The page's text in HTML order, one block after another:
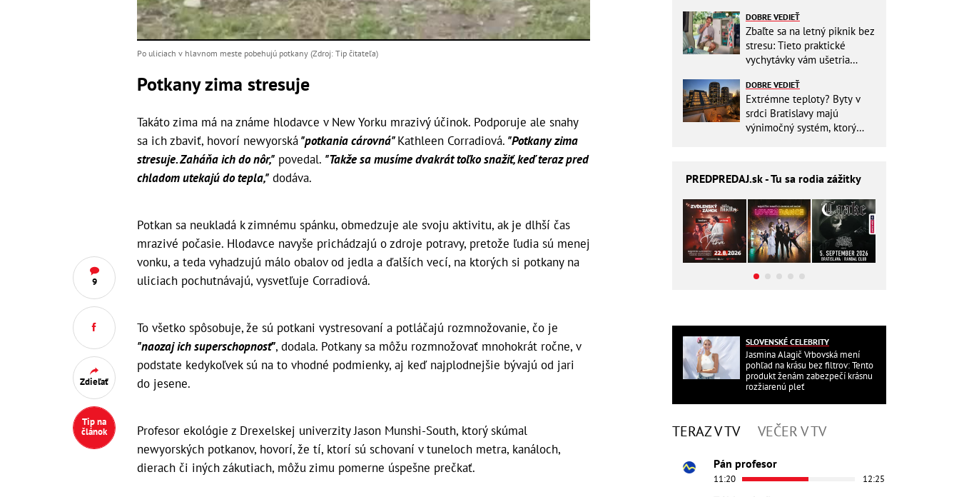
9
Zdieľať
Tip na
článok
Po uliciach v hlavnom meste pobehujú potkany (Zdroj: Tip čitateľa)
Potkany zima stresuje
Takáto zima má na známe hlodavce v New Yorku mrazivý účinok. Podporuje ale snahy
sa ich zbaviť, hovorí newyorská"potkania cárovná"Kathleen Corradiová. "Potkany zima
stresuje. Zaháňa ich do nôr," povedal. "Takže sa musíme dvakrát toľko snažiť, keď teraz pred
chladom utekajú do tepla," dodáva.
Potkan sa neukladá k zimnému spánku, obmedzuje ale svoju aktivitu, ak je dlhší čas
mrazivé počasie. Hlodavce navyše prichádzajú o zdroje potravy, pretože ľudia sú menej
vonku, a teda vyhadzujú málo obalov od jedla a ďalších vecí, na ktorých si potkany na
uliciach pochutnávajú, vysvetľuje Corradiová.
To všetko spôsobuje, že sú potkani vystresovaní a potláčajú rozmnožovanie, čo je
"naozaj ich superschopnosť", dodala. Potkany sa môžu rozmnožovať mnohokrát ročne, v
podstate kedykoľvek sú na to vhodné podmienky, aj keď najplodnejšie bývajú od jari
do jesene.
Profesor ekológie z Drexelskej univerzity Jason Munshi-South, ktorý skúmal
newyorských potkanov, hovorí, že tí, ktorí sú schovaní v tuneloch metra, kanáloch,
dierach či iných zákutiach, môžu zimu pomerne úspešne prečkať.
DOBRE VEDIEŤ
Zbaľte sa na letný piknik bez
stresu: Tieto praktické
vychytávky vám ušetria
DOBRE VEDIEŤ
Extrémne teploty? Byty v
srdci Bratislavy majú
výnimočný systém, ktorý
PREDPREDAJ.sk - Tu sa rodia zážitky
SLOVENSKÉ CELEBRITY
Jasmina Alagič Vrbovská mení
pohľad na krásu bez filtrov: Tento
produkt ženám zabezpečí krásnu
rozžiarenú pleť
TERAZ V TV VEČER V TV
Pán profesor
11:20 12:25